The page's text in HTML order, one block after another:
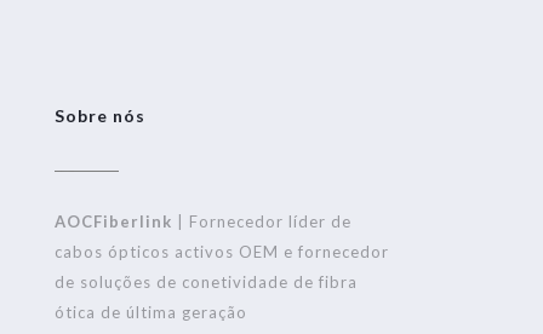
Sobre nós
AOCFiberlink | Fornecedor líder de
cabos ópticos activos OEM e fornecedor
de soluções de conetividade de fibra
ótica de última geração